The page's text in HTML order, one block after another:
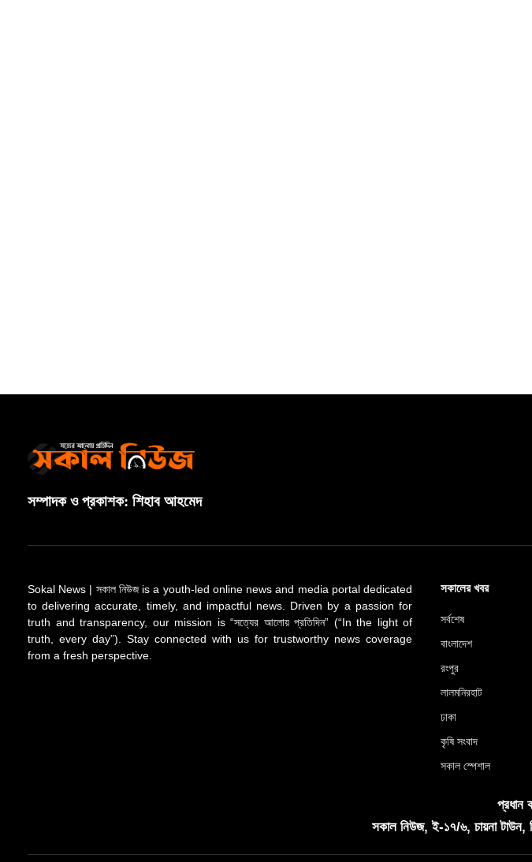
সম্পাদক ও প্রকাশক: শিহাব আহমেদ
Sokal News | সকাল নিউজ is a youth-led online news and media portal dedicated
to delivering accurate, timely, and impactful news. Driven by a passion for
truth and transparency, our mission is “সত্যের আলোয় প্রতিদিন” (“In the light of
truth, every day”). Stay connected with us for trustworthy news coverage
from a fresh perspective.
সকালের খবর
সর্বশেষ
বাংলাদেশ
রংপুর
লালমনিরহাট
ঢাকা
কৃষি সংবাদ
সকাল স্পেশাল
প্রধান
সকাল নিউজ, ই-১৭/৬, চায়না টাউন,